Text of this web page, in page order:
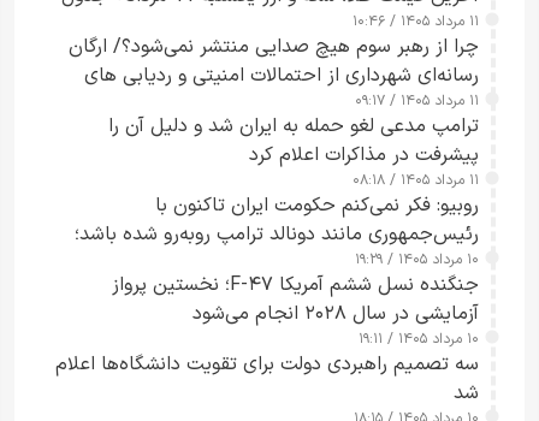
۱۱ مرداد ۱۴۰۵ / ۱۰:۴۶
چرا از رهبر سوم هیچ صدایی منتشر نمی‌شود؟/ ارگان
رسانه‌ای شهرداری از احتمالات امنیتی و ردیابی های
جاسوسی گفت
۱۱ مرداد ۱۴۰۵ / ۰۹:۱۷
ترامپ مدعی لغو حمله به ایران شد و دلیل آن را
پیشرفت در مذاکرات اعلام کرد
۱۱ مرداد ۱۴۰۵ / ۰۸:۱۸
روبیو: فکر نمی‌کنم حکومت ایران تاکنون با
رئیس‌جمهوری مانند دونالد ترامپ روبه‌رو شده باشد؛
کسی که واقعاً دست به اقدام می‌زند
۱۰ مرداد ۱۴۰۵ / ۱۹:۲۹
جنگنده نسل ششم آمریکا F-۴۷؛ نخستین پرواز
آزمایشی در سال ۲۰۲۸ انجام می‌شود
۱۰ مرداد ۱۴۰۵ / ۱۹:۱۱
سه تصمیم راهبردی دولت برای تقویت دانشگاه‌ها اعلام
شد